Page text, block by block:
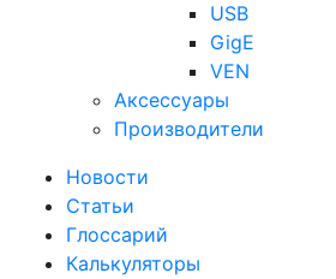
USB
GigE
VEN
Аксессуары
Производители
Новости
Статьи
Глоссарий
Калькуляторы